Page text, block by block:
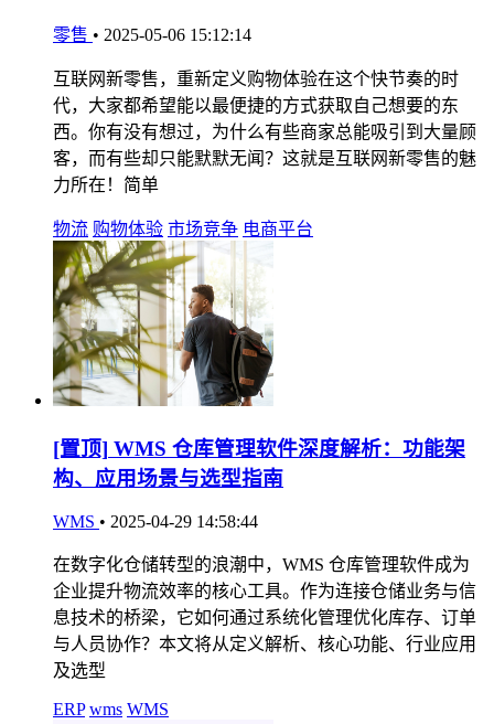
零售 • 2025-05-06 15:12:14
互联网新零售，重新定义购物体验在这个快节奏的时
代，大家都希望能以最便捷的方式获取自己想要的东
西。你有没有想过，为什么有些商家总能吸引到大量顾
客，而有些却只能默默无闻？这就是互联网新零售的魅
力所在！简单
物流 购物体验 市场竞争 电商平台
[置顶] WMS 仓库管理软件深度解析：功能架
构、应用场景与选型指南
WMS • 2025-04-29 14:58:44
在数字化仓储转型的浪潮中，WMS 仓库管理软件成为
企业提升物流效率的核心工具。作为连接仓储业务与信
息技术的桥梁，它如何通过系统化管理优化库存、订单
与人员协作？本文将从定义解析、核心功能、行业应用
及选型
ERP wms WMS